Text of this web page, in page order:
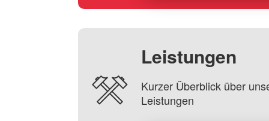
Leistungen
Kurzer Überblick über
Leistungen